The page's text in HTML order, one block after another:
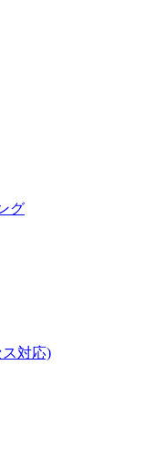
グ
対応)